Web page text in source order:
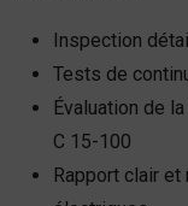
Inspection
Tests de
Évaluation de
C 15-100
Rapport clair